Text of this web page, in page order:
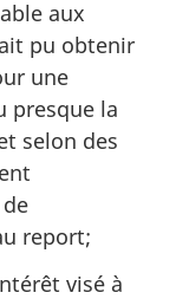
aux
pu obtenir
une
presque la
selon des
report;
visé à